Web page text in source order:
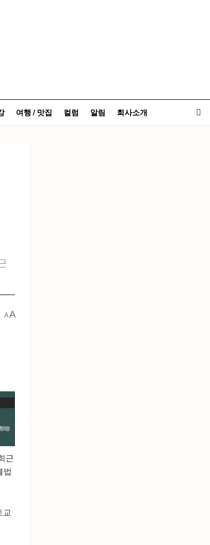
여행 / 맛집 컬럼 알림 회사소개
AA
근
법
교